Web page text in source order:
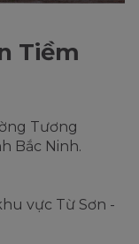
Tiềm
Tương
Bắc Ninh.
vực Từ Sơn -